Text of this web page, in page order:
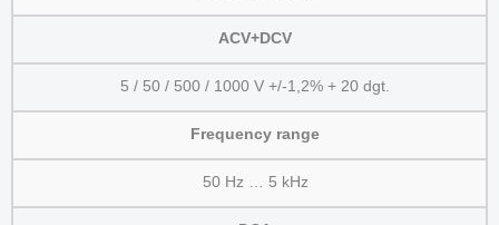
ACV+DCV
5 / 50 / 500 / 1000 V +/-1,2% + 20 dgt.
Frequency range
50 Hz … 5 kHz